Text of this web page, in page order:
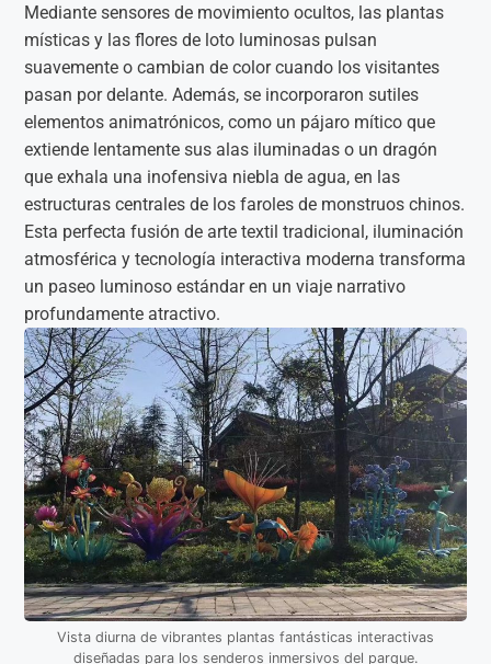
Mediante sensores de movimiento ocultos, las plantas
místicas y las flores de loto luminosas pulsan
suavemente o cambian de color cuando los visitantes
pasan por delante. Además, se incorporaron sutiles
elementos animatrónicos, como un pájaro mítico que
extiende lentamente sus alas iluminadas o un dragón
que exhala una inofensiva niebla de agua, en las
estructuras centrales de los faroles de monstruos chinos.
Esta perfecta fusión de arte textil tradicional, iluminación
atmosférica y tecnología interactiva moderna transforma
un paseo luminoso estándar en un viaje narrativo
profundamente atractivo.
Vista diurna de vibrantes plantas fantásticas interactivas
diseñadas para los senderos inmersivos del parque.